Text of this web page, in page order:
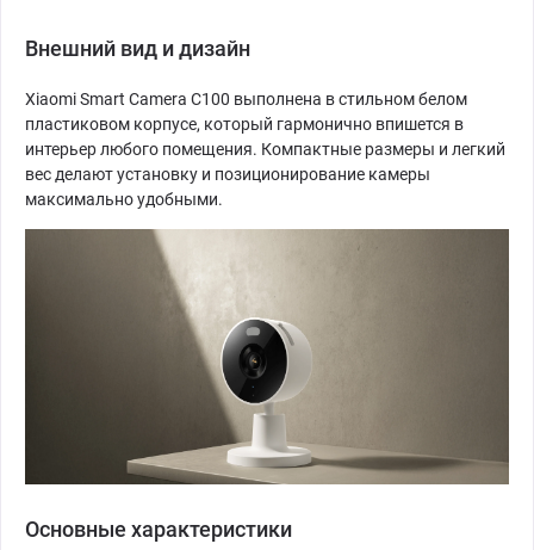
Внешний вид и дизайн
Xiaomi Smart Camera C100 выполнена в стильном белом
пластиковом корпусе, который гармонично впишется в
интерьер любого помещения. Компактные размеры и легкий
вес делают установку и позиционирование камеры
максимально удобными.
Основные характеристики